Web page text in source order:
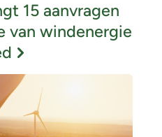
15 aanvragen
van windenergie